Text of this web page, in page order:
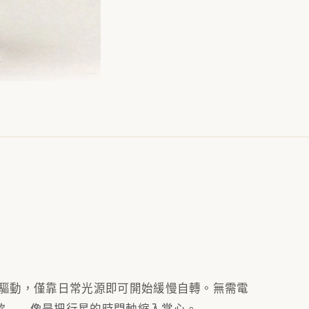
動，僅靠日常光源即可開始緩慢自轉。無需電